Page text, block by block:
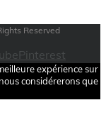
Reserved
Pinterest
expérience sur
considérerons que